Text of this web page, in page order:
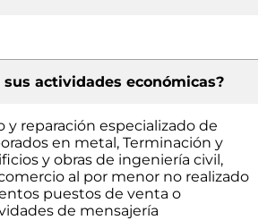
sus actividades económicas?
reparación especializado de
en metal, Terminación y
y obras de ingeniería civil,
al por menor no realizado
puestos de venta o
de mensajería